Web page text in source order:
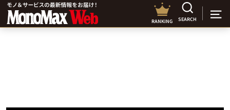
RANKING SEARCH